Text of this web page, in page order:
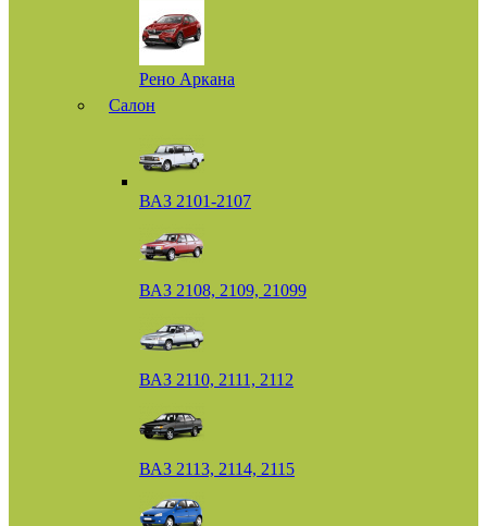
Рено Аркана
Салон
ВАЗ 2101-2107
ВАЗ 2108, 2109, 21099
ВАЗ 2110, 2111, 2112
ВАЗ 2113, 2114, 2115